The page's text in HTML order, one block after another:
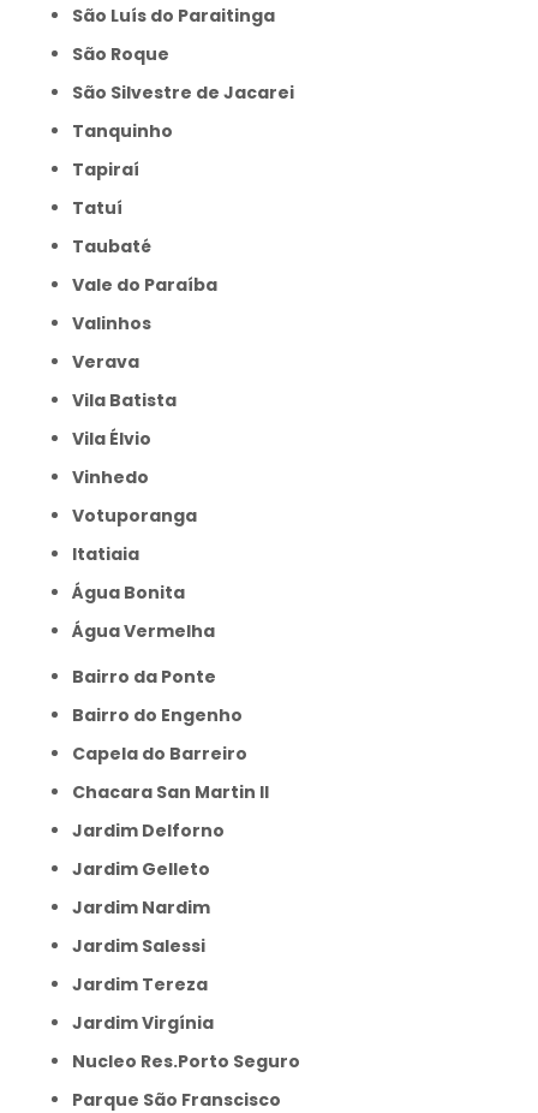
São Luís do Paraitinga
São Roque
São Silvestre de Jacarei
Tanquinho
Tapiraí
Tatuí
Taubaté
Vale do Paraíba
Valinhos
Verava
Vila Batista
Vila Élvio
Vinhedo
Votuporanga
itatiaia
Água Bonita
Água Vermelha
Bairro da Ponte
Bairro do Engenho
Capela do Barreiro
Chacara San Martin II
Jardim Delforno
Jardim Gelleto
Jardim Nardim
Jardim Salessi
Jardim Tereza
Jardim Virgínia
Nucleo Res.Porto Seguro
Parque São Franscisco